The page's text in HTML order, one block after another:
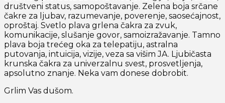
društveni status, samopoštavanje. Zelena boja srčane
čakre za ljubav, razumevanje, poverenje, saosećajnost,
oproštaj. Svetlo plava grlena čakra za zvuk,
komunikacije, slušanje govor, samoizražavanje. Tamno
plava boja trećeg oka za telepatiju, astralna
putovanja, intuicija, vizije, veza sa višim JA. Ljubičasta
krunska čakra za univerzalnu svest, prosvetljenja,
apsolutno znanje. Neka vam donese dobrobit.
Grlim Vas dušom.